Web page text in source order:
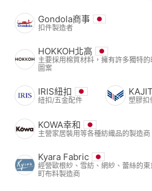
Gondola商事
扣件製造者
HOKKOH北高
主要採用棉質材料，擁有許多獨特的
圖案
IRIS紐扣
紐扣/五金配件 塑膠扣
KOWA幸和
主營家居裝用等各種紡織品的製造商
Kyara Fabric
經營歐根紗、雪紡、網紗、蕾絲的東
町布料製造商